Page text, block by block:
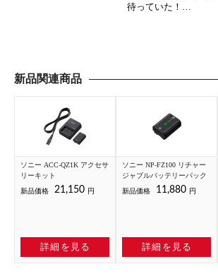
待っていた！
新品関連商品
ソニー ACC-QZ1K アクセサ
リーキット
新品価格
21,150 円
詳細を見る
ソニー NP-FZ100 リチャー
ジャブルバッテリーパック
新品価格
11,880 円
詳細を見る